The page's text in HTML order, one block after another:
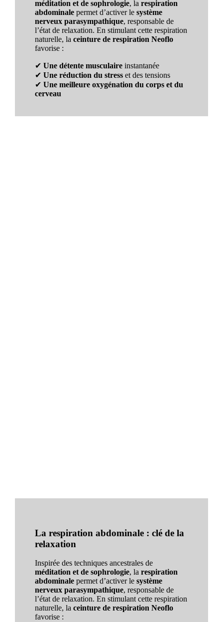
méditation et de sophrologie, la respiration
abdominalepermet d’activer le système
nerveux parasympathique, responsable de
l’état de relaxation. En stimulant cette respiration
naturelle, la ceinture de respiration Neoflo
favorise :
✔ Une détente musculaireinstantanée
✔ Une réduction du stresset des tensions
✔ Une meilleure oxygénation du corps et du
cerveau
La respiration abdominale : clé de la
relaxation
Inspirée des techniques ancestrales de
méditation et de sophrologie, la respiration
abdominalepermet d’activer le système
nerveux parasympathique, responsable de
l’état de relaxation. En stimulant cette respiration
naturelle, la ceinture de respiration Neoflo
favorise :